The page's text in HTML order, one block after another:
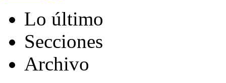
Lo último
Secciones
Archivo